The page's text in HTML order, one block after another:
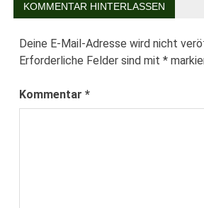
KOMMENTAR HINTERLASSEN
Deine E-Mail-Adresse wird nicht
Erforderliche Felder sind mit*
Kommentar*